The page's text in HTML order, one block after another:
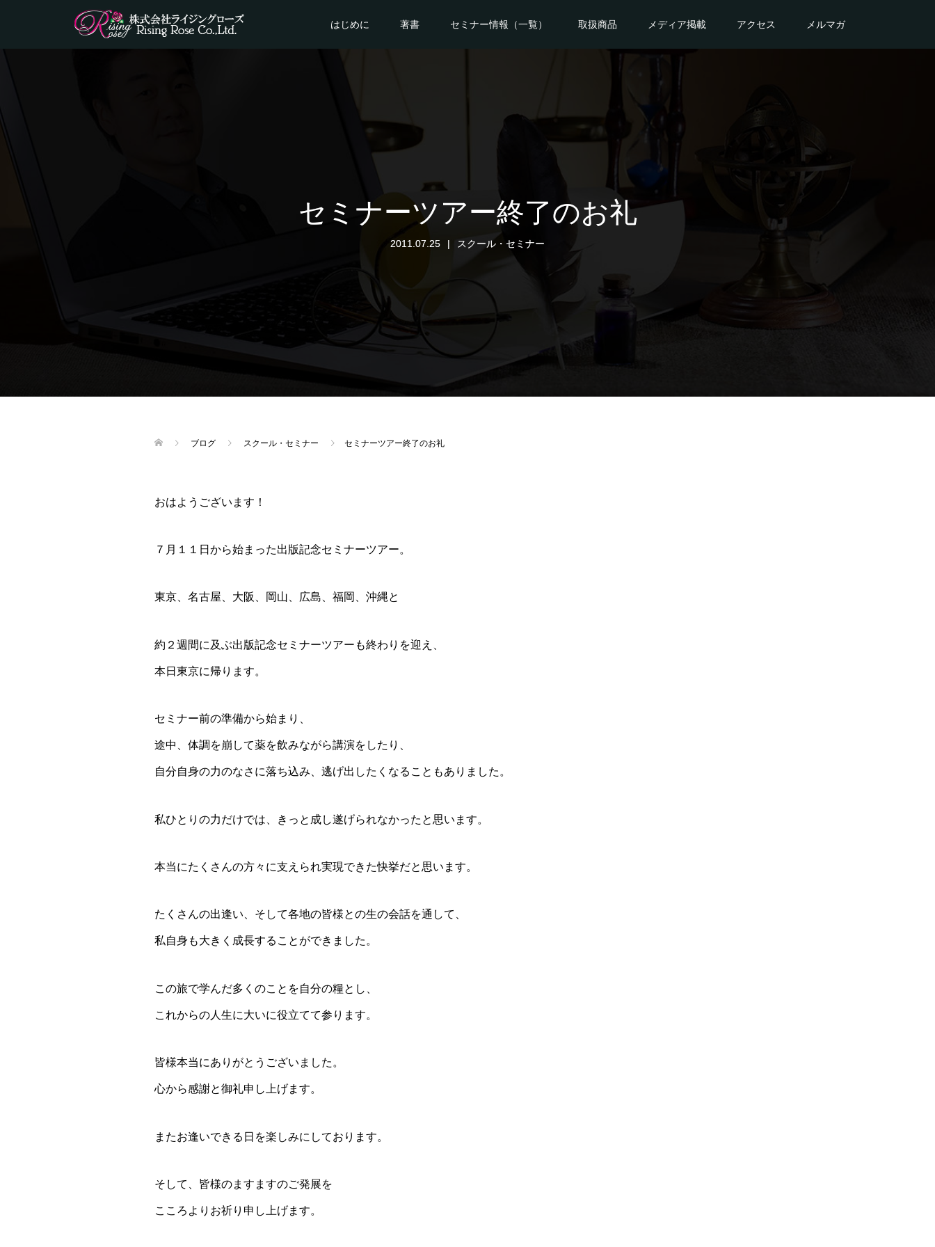
はじめに 著書 セミナー情報（一覧） 取扱商品 メディア掲載 アクセス メルマガ
セミナーツアー終了のお礼
2011.07.25 スクール・セミナー
ブログ スクール・セミナー セミナーツアー終了のお礼
おはようございます！
７月１１日から始まった出版記念セミナーツアー。
東京、名古屋、大阪、岡山、広島、福岡、沖縄と
約２週間に及ぶ出版記念セミナーツアーも終​わりを迎え、
本日東京に帰ります。
セミナー前の準備から始まり、
途中、体調を崩して薬を飲みながら講演をしたり、
自分自身の力のなさに落ち込み、逃げ出したくなることもありました。
私ひとりの力だけでは、きっと成し遂げられなかったと思います。
本当にたくさんの方々に支えら​れ実現できた快挙だと思います。
たくさんの出逢い、そして各地の皆様との生の会話を通して、
私自​身も大きく成長することができました。
この旅で学んだ多くのことを自分の糧とし、
これからの人生に大いに役​立てて参ります。
皆様本当にありがとうございました。
心から感謝と御礼申し上げます。
またお逢いできる日を楽しみにしております。
そして、皆様のますますのご発展を
こころよりお祈り申し上げます。